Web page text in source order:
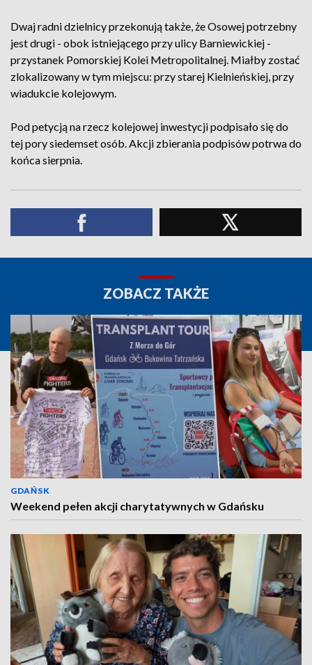
Dwaj radni dzielnicy przekonują także, że Osowej potrzebny
jest drugi - obok istniejącego przy ulicy Barniewickiej -
przystanek Pomorskiej Kolei Metropolitalnej. Miałby zostać
zlokalizowany w tym miejscu: przy starej Kielnieńskiej, przy
wiadukcie kolejowym.
Pod petycją na rzecz kolejowej inwestycji podpisało się do
tej pory siedemset osób. Akcji zbierania podpisów potrwa do
końca sierpnia.
ZOBACZ TAKŻE
GDAŃSK
Weekend pełen akcji charytatywnych w Gdańsku